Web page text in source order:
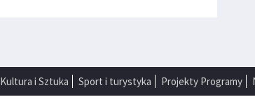
Kultura i Sztuka Sport i turystyka Projekty Programy